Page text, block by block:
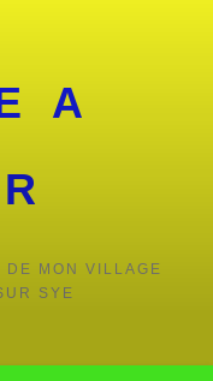
A
DE MON VILLAGE
SYE